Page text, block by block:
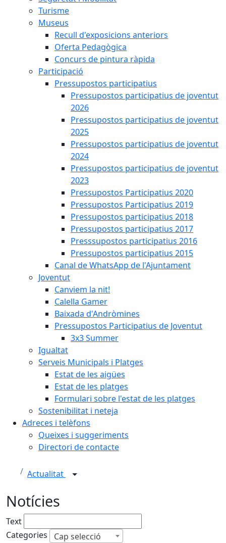
Turisme
Museus
Recull d'exposicions anteriors
Oferta Pedagògica
Concurs de pintura ràpida
Participació
Pressupostos participatius
Pressupostos participatius de joventut
2026
Pressupostos participatius de joventut
2025
Pressupostos participatius de joventut
2024
Pressupostos participatius de joventut
2023
Pressupostos Participatius 2020
Pressupostos Participatius 2019
Pressupostos participatius 2018
Pressupostos participatius 2017
Presssupostos participatius 2016
Pressupostos participatius 2015
Canal de WhatsApp de l'Ajuntament
Joventut
Canviem la nit!
Calella Gamer
Baixada d'Andròmines
Pressupostos Participatius de Joventut
3x3 Summer
Igualtat
Serveis Municipals i Platges
Estat de les aigües
Estat de les platges
Formulari sobre l'estat de les platges
Sostenibilitat i neteja
Adreces i telèfons
Queixes i suggeriments
Directori de contacte
Actualitat
Notícies
Text
Categories
Cap selecció